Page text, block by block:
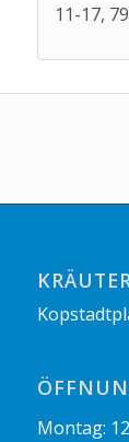
11-17,
Montag: